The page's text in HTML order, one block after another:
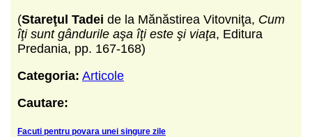
(Stareţul Tadei de la Mănăstirea Vitovniţa, Cum
îţi sunt gândurile aşa îţi este şi viaţa, Editura
Predania, pp. 167-168)
Categoria: Articole
Cautare:
Facuti pentru povara unei singure zile